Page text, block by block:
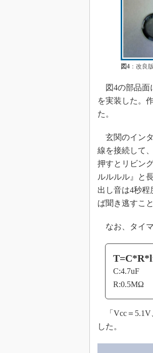
図4 ：改良
図4の部品面
を実装した。
た。
玄関のイン
線を接続して
押すとリビン
ルルルル』と
出し音は4秒
ば聞き逃すこ
なお、タイマ
C:4.7uF
R:0.5MΩ
「Vcc＝5.1V
した。